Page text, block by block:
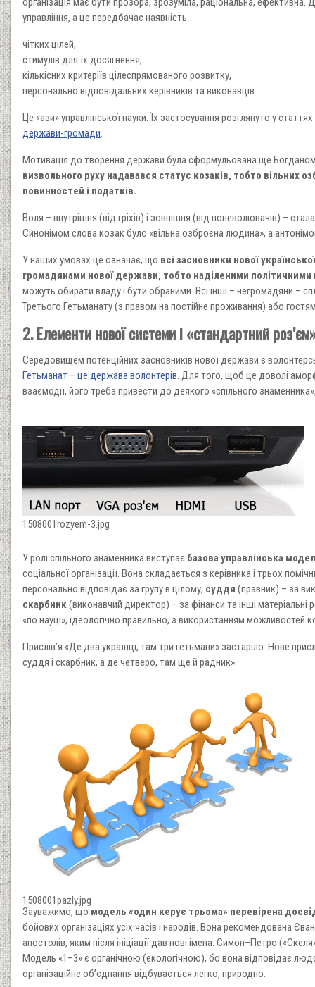
управління, а це передбачає наявність:
чітких цілей,
стимулів для їх досягнення,
кількісних критеріїв цілеспрямованого розвитку,
персонально відповідальних керівників та виконавців.
Це «ази» управлінської науки. Їх застосування розглянуто у статтях
держави-громади.
Мотивація до творення держави була сформульована ще
визвольного руху надавався статус козаків, тобто вільних
повинностей і податків.
Воля – внутрішня (від гріхів) і зовнішня (від поневолювачів) –
Синонімом слова козак було «вільна озброєна людина», а
У наших умовах це означає, що всі засновники нової
громадянами нової держави, тобто наділеними політичними
можуть обирати владу і бути обраними. Всі інші – негромадяни –
Третього Гетьманату (з правом на постійне проживання) або
2. Елементи нової системи і «стандартний
Середовищем потенційних засновників нової держави є
Гетьманат – це держава волонтерів. Для того, щоб це доволі
взаємодії, його треба привести до деякого «спільного
1508001rozyem-3.jpg
У ролі спільного знаменника виступає базова управлінська
соціальної організації. Вона складається з керівника і трьох
персонально відповідає за групу в цілому, суддя (правник) – за
скарбник(виконавчий директор) – за фінанси та інші матеріальні
«по науці», ідеологічно правильно, з використанням можливостей
Прислів’я «Де два українці, там три гетьмани» застаріло. Нове
суддя і скарбник, а де четверо, там ще й радник».
1508001pazly.jpg
Зауважимо, що модель «один керує трьома» перевірена
бойових організаціях усіх часів і народів. Вона рекомендована
апостолів, яким після ініціації дав нові імена: Симон–Петро
Модель «1–3» є органічною (екологічною), бо вона відповідає
організаційне об’єднання відбувається легко, природно.